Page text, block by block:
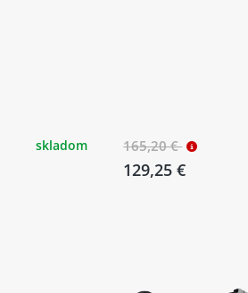
skladom 165,20 €
129,25 €